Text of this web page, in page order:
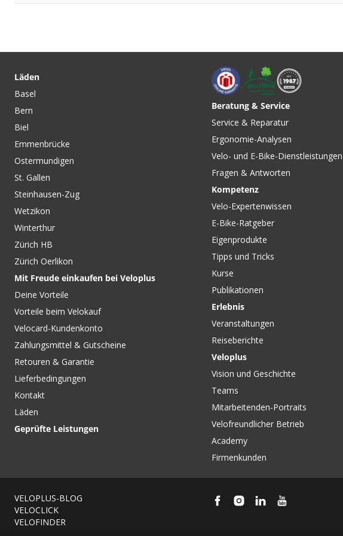
Teddyfellbezug / grau von
WEBER
CHF 369.00
SKISET zu Thule Chariot
Anhänger Gen 2 /
Generation 2 ab 2024 von
THULE
CHF 99.00 CHF 159.00
JOGGERSET FÜR THULE
CHARIOT AB 2017 CAB &
LITE - von THULE
Läden
Basel
Bern
Biel
Emmenbrücke
Ostermundigen
St. Gallen
Steinhausen-Zug
Wetzikon
Winterthur
Zürich HB
Zürich Oerlikon
Mit Freude einkaufen bei Veloplus
Deine Vorteile
Vorteile beim Velokauf
Velocard-Kundenkonto
Zahlungsmittel & Gutscheine
Retouren & Garantie
Lieferbedingungen
Kontakt
Läden
Geprüfte Leistungen
Beratung & Service
Service & Reparatur
Ergonomie-Analysen
Velo- und E-Bike-Dienstleistungen
Fragen & Antworten
Kompetenz
Velo-Expertenwissen
E-Bike-Ratgeber
Eigenprodukte
Tipps und Tricks
Kurse
Publikationen
Erlebnis
Veranstaltungen
Reiseberichte
Veloplus
Vision und Geschichte
Teams
Mitarbeitenden-Portraits
Velofreundlicher Betrieb
Academy
Firmenkunden
VELOPLUS-BLOG
VELOCLICK
VELOFINDER